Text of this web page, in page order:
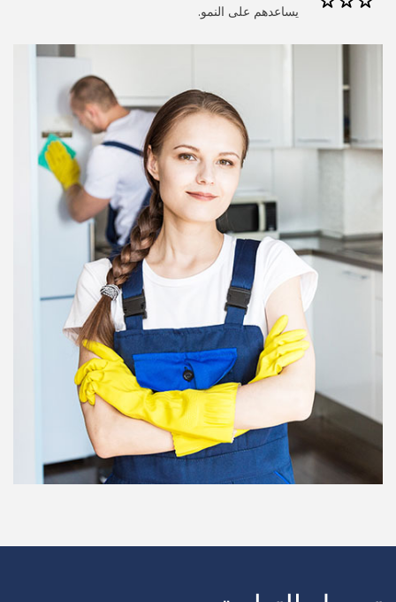
تدليك
غسيل سيارة
يجلس الطفل
تنظيف المكاتب
مدرب لياقة بدنية
مكافحة الحشرات
العلاج الطبيعي
يساعدهم على النمو.